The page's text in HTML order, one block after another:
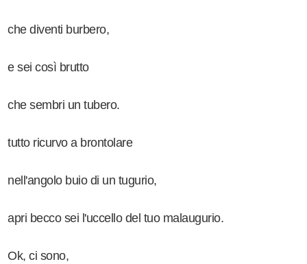
che diventi burbero,
e sei così brutto
che sembri un tubero.
tutto ricurvo a brontolare
nell'angolo buio di un tugurio,
apri becco sei l'uccello del tuo malaugurio.
Ok, ci sono,